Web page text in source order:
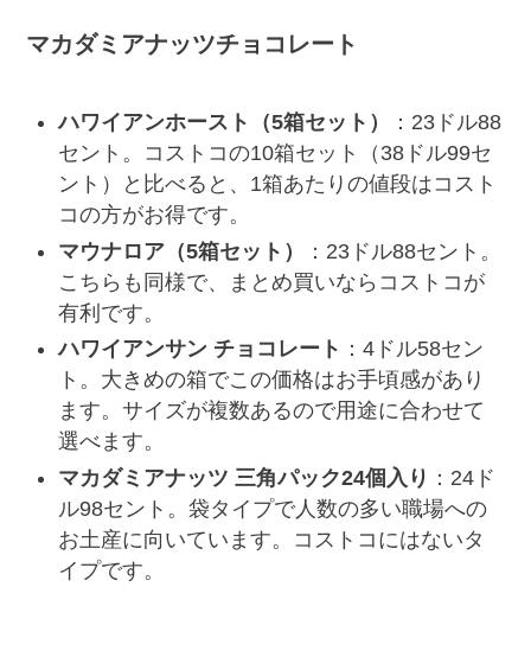
マカダミアナッツチョコレート
ハワイアンホースト（5箱セット）
：23ドル88
セント。コストコの10箱セット（38ドル99セ
ント）と比べると、1箱あたりの値段はコスト
コの方がお得です。
マウナロア（5箱セット）
：23ドル88セント。
こちらも同様で、まとめ買いならコストコが
有利です。
ハワイアンサン チョコレート ：4ドル58セン
ト。大きめの箱でこの価格はお手頃感があり
ます。サイズが複数あるので用途に合わせて
選べます。
マカダミアナッツ 三角パック24個入り ：24ド
ル98セント。袋タイプで人数の多い職場への
お土産に向いています。コストコにはないタ
イプです。